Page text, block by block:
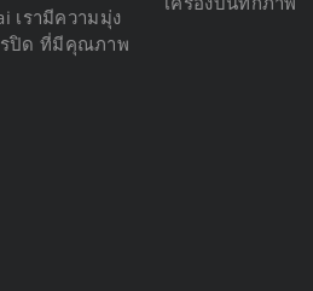
เรามีความมุ่ง
รปิด ที่มีคุณภาพ